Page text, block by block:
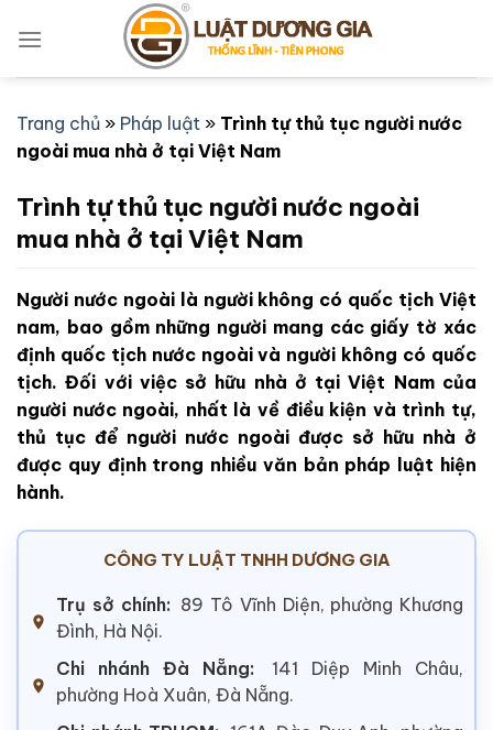
qua
Trang chủ » Pháp luật » Trình tự thủ tục người nước
ngoài mua nhà ở tại Việt Nam
Trình tự thủ tục người nước ngoài
mua nhà ở tại Việt Nam
Người nước ngoài là người không có quốc tịch Việt
nam, bao gồm những người mang các giấy tờ xác
định quốc tịch nước ngoài và người không có quốc
tịch. Đối với việc sở hữu nhà ở tại Việt Nam của
người nước ngoài, nhất là về điều kiện và trình tự,
thủ tục để người nước ngoài được sở hữu nhà ở
được quy định trong nhiều văn bản pháp luật hiện
hành.
CÔNG TY LUẬT TNHH DƯƠNG GIA
Trụ sở chính: 89 Tô Vĩnh Diện, phường Khương
Đình, Hà Nội.
Chi nhánh Đà Nẵng:
141 Diệp Minh Châu,
phường Hoà Xuân, Đà Nẵng.